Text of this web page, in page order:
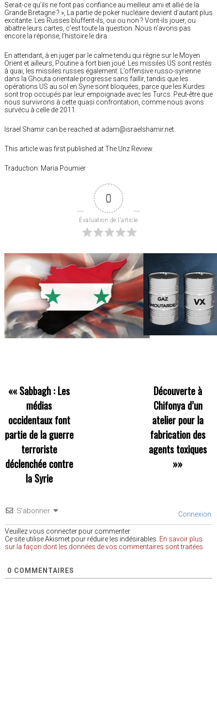
Serait-ce qu’ils ne font pas confiance au meilleur ami et allié de la
Grande Bretagne ? », La partie de poker nucléaire devient d’autant plus
excitante. Les Russes bluffent-ils, oui ou non ? Vont-ils jouer, ou
abattre leurs cartes, c’est toute la question. Nous n’avons pas
encore la réponse, l’histoire le dira.
En attendant, à en juger par le calme tendu qui règne sur le Moyen
Orient et ailleurs, Poutine a fort bien joué. Les missiles US sont restés
à quai, les missiles russes également. L’offensive russo-syrienne
dans la Ghouta orientale progresse sans faillir, tandis que les
opérations US au sol en Syrie sont bloquées, parce que les Kurdes
sont trop occupés par leur empoignade avec les Turcs. Peut-être que
nous survivrons à cette quasi confrontation, comme nous avons
survécu à celle de 2011.
Israel Shamir can be reached at adam@israelshamir.net
This article was first published at The Unz Review.
Traduction: Maria Poumier
0
Évaluation de l'article
«« Sabbagh : Les
médias
occidentaux font
partie de la guerre
terroriste
déclenchée contre
la Syrie
Découverte à
Chifonya d’un
atelier pour la
fabrication des
agents toxiques
»»
S’abonner Connexion
Veuillez vous connecter pour commenter
Ce site utilise Akismet pour réduire les indésirables. En savoir plus
sur la façon dont les données de vos commentaires sont traitées
0 COMMENTAIRES